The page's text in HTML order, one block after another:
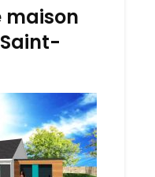
maison